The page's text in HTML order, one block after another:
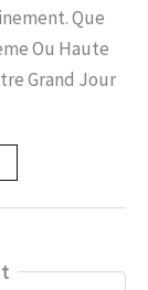
Que
Ou Haute
Grand Jour